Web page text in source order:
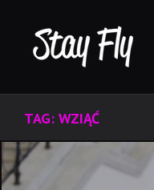
content
TAG: WZIĄĆ